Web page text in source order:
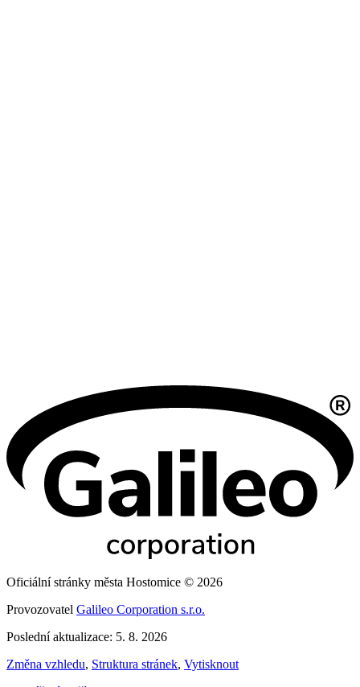
Oficiální stránky města Hostomice © 2026
Provozovatel Galileo Corporation s.r.o.
Poslední aktualizace: 5. 8. 2026
Změna vzhledu, Struktura stránek, Vytisknout